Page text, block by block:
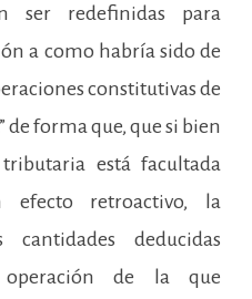
ser redefinidas para
a como habría sido de
constitutivas de
de forma que, que si bien
está facultada
efecto retroactivo, la
deducidas
de la que